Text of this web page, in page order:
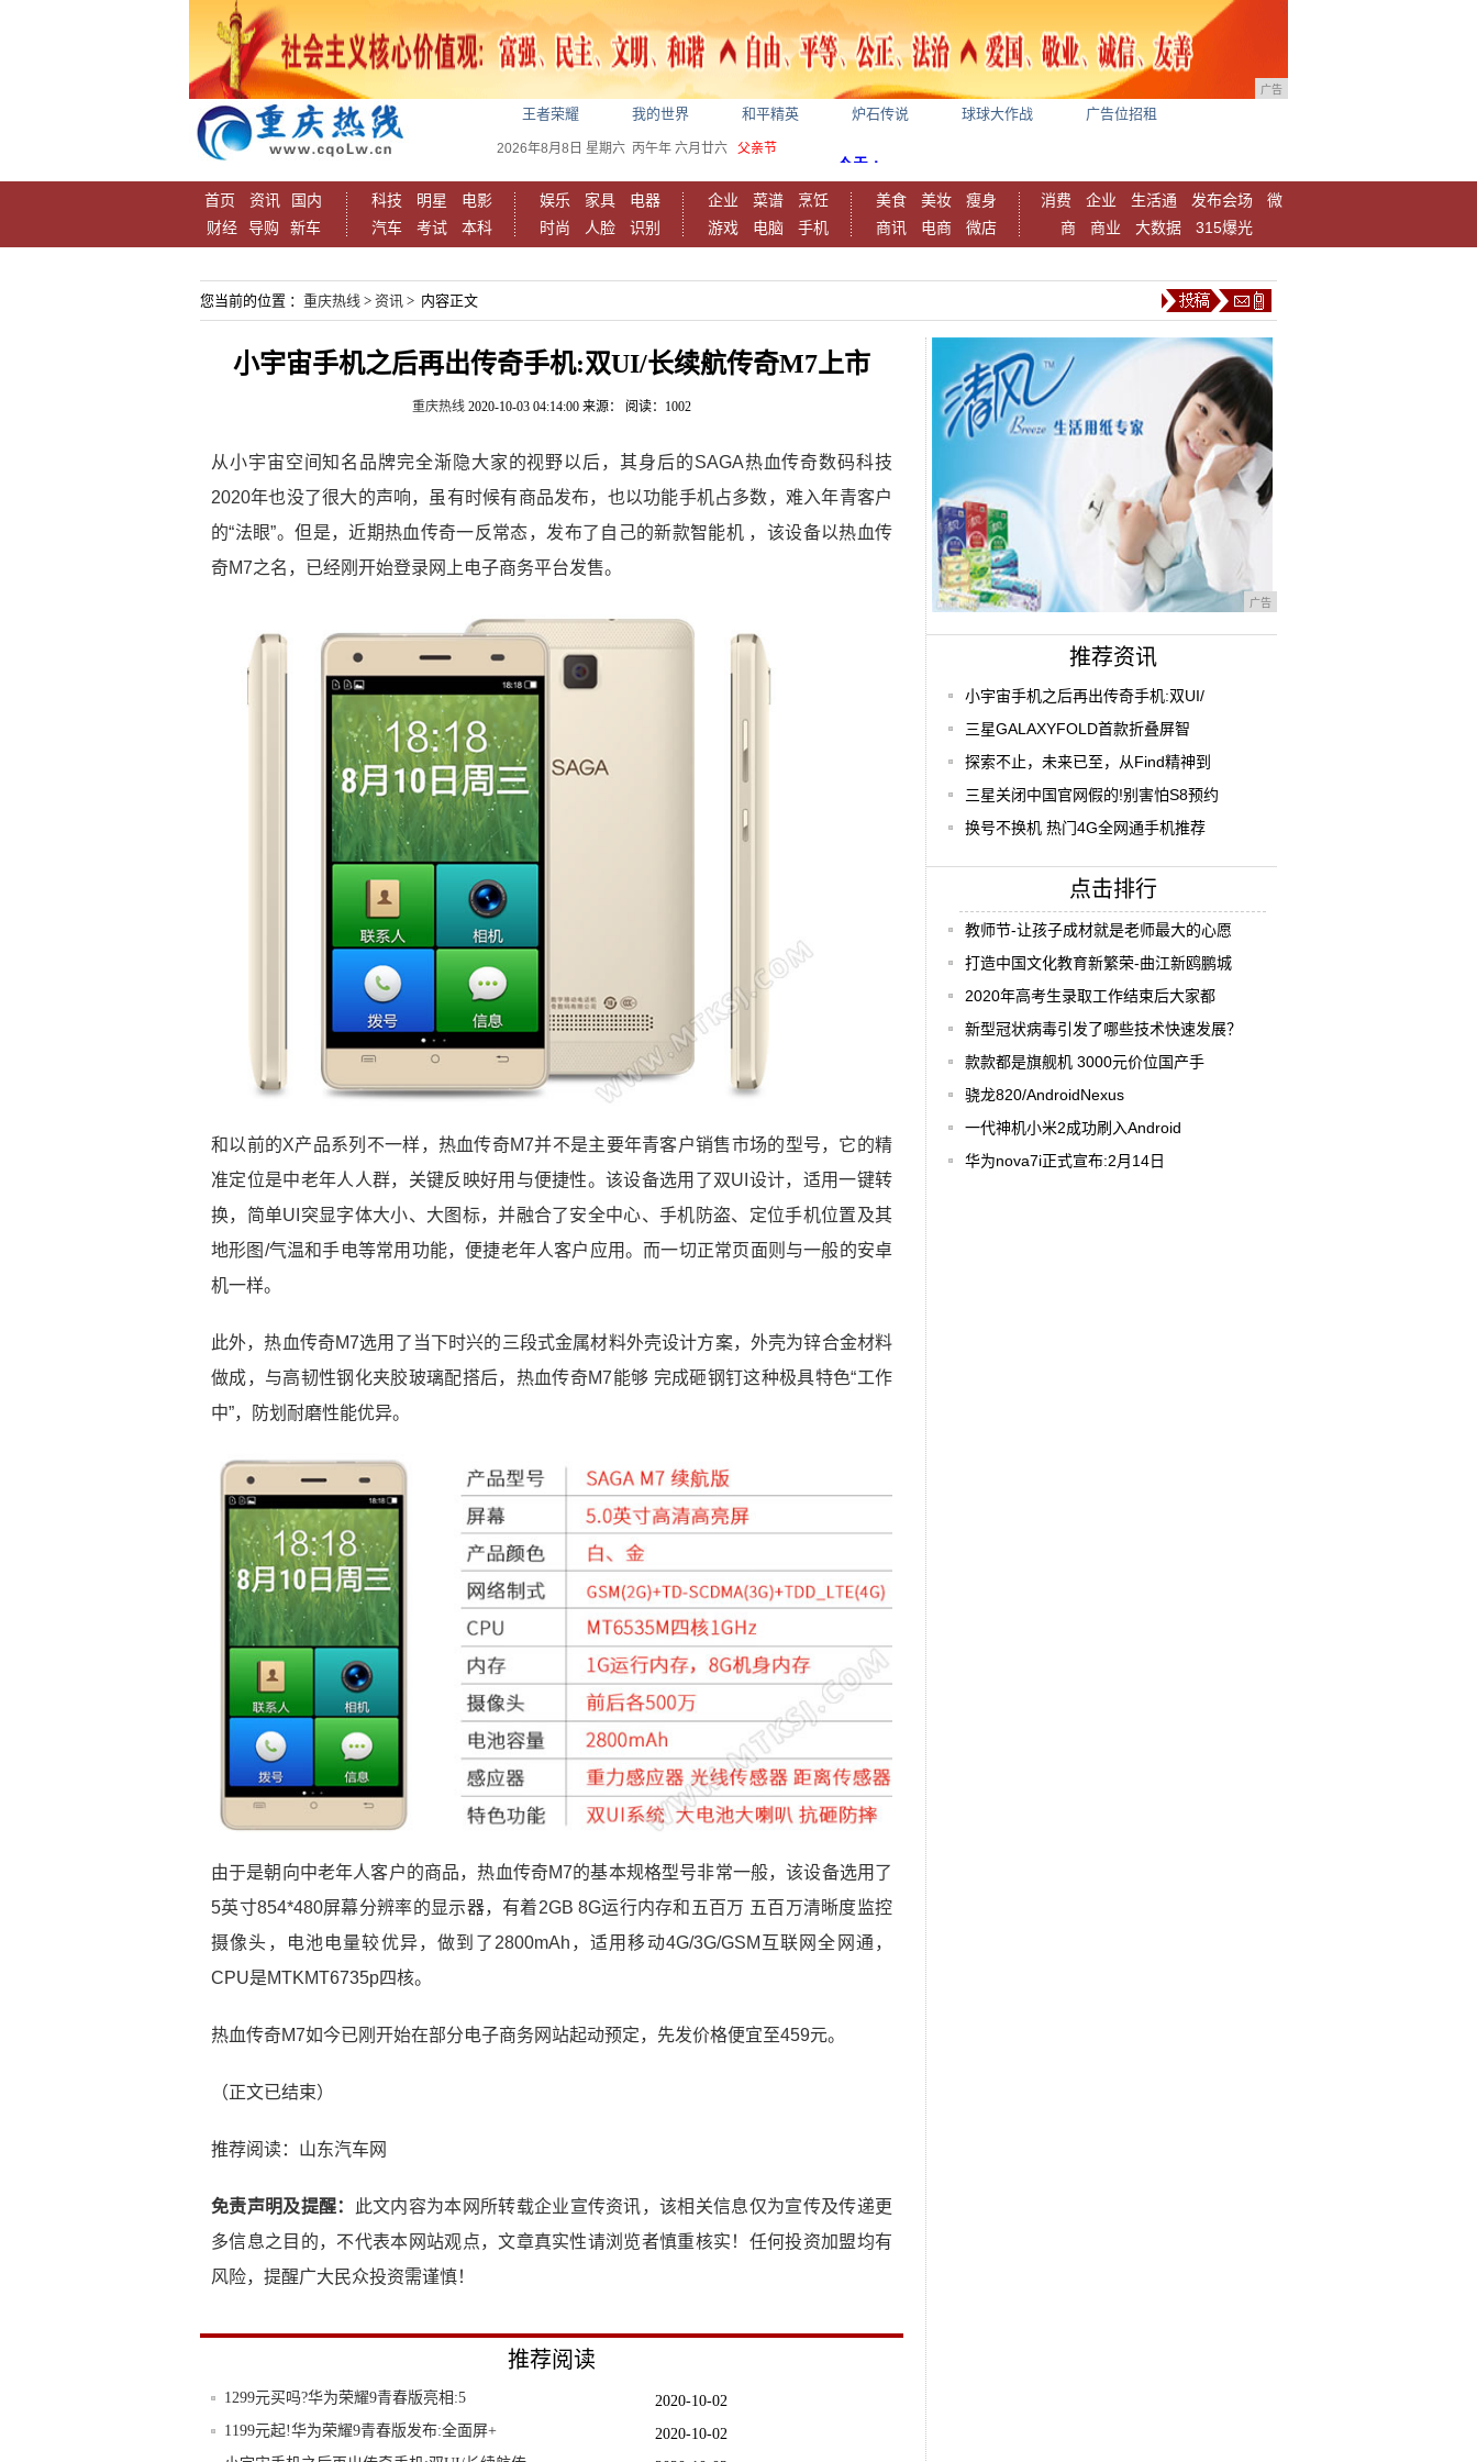
广告
王者荣耀 我的世界 和平精英 炉石传说 球球大作战 广告位招租
2026年8月8日 星期六 丙午年 六月廿六 父亲节
首页 资讯
国内
财经
导购 新车
科技 明星
电影
汽车
考试 本科
娱乐 家具
电器
时尚
人脸 识别
企业 菜谱
烹饪
游戏
电脑 手机
美食 美妆
瘦身
商讯
电商 微店
消费 企业 生活通 发布会场
微
商
商业 大数据 315爆光
您当前的位置 ： 重庆热线 > 资讯 > 内容正文
小宇宙手机之后再出传奇手机:双UI/长续航传奇M7上市
重庆热线 2020-10-03 04:14:00 来源： 阅读：1002
从小宇宙空间知名品牌完全渐隐大家的视野以后，其身后的SAGA热血传奇数码科技
2020年也没了很大的声响，虽有时候有商品发布，也以功能手机占多数，难入年青客户
的“法眼”。但是，近期热血传奇一反常态，发布了自己的新款智能机 ，该设备以热血传
奇M7之名，已经刚开始登录网上电子商务平台发售。
和以前的X产品系列不一样，热血传奇M7并不是主要年青客户销售市场的型号，它的精
准定位是中老年人人群，关键反映好用与便捷性。该设备选用了双UI设计，适用一键转
换，简单UI突显字体大小、大图标，并融合了安全中心、手机防盗、定位手机位置及其
地形图/气温和手电等常用功能，便捷老年人客户应用。而一切正常页面则与一般的安卓
机一样。
此外，热血传奇M7选用了当下时兴的三段式金属材料外壳设计方案，外壳为锌合金材料
做成，与高韧性钢化夹胶玻璃配搭后，热血传奇M7能够 完成砸钢钉这种极具特色“工作
中”，防划耐磨性能优异。
由于是朝向中老年人客户的商品，热血传奇M7的基本规格型号非常一般，该设备选用了
5英寸854*480屏幕分辨率的显示器，有着2GB 8G运行内存和五百万 五百万清晰度监控
摄像头，电池电量较优异，做到了2800mAh，适用移动4G/3G/GSM互联网全网通，
CPU是MTKMT6735p四核。
热血传奇M7如今已刚开始在部分电子商务网站起动预定，先发价格便宜至459元。
（正文已结束）
推荐阅读： 山东汽车网
免责声明及提醒：
此文内容为本网所转载企业宣传资讯，该相关信息仅为宣传及传递更
多信息之目的，不代表本网站观点，文章真实性请浏览者慎重核实！任何投资加盟均有
风险，提醒广大民众投资需谨慎！
推荐阅读
2020-10-02
1299元买吗?华为荣耀9青春版亮相:5
2020-10-02
1199元起!华为荣耀9青春版发布:全面屏+
广告
推荐资讯
小宇宙手机之后再出传奇手机:双UI/
三星GALAXYFOLD首款折叠屏智
探索不止，未来已至，从Find精神到
三星关闭中国官网假的!别害怕S8预约
换号不换机 热门4G全网通手机推荐
点击排行
教师节-让孩子成材就是老师最大的心愿
打造中国文化教育新繁荣-曲江新鸥鹏城
2020年高考生录取工作结束后大家都
新型冠状病毒引发了哪些技术快速发展？
款款都是旗舰机 3000元价位国产手
骁龙820/AndroidNexus
一代神机小米2成功刷入Android
华为nova7i正式宣布:2月14日